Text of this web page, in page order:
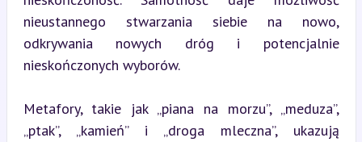
nieustannego stwarzania siebie na nowo,
odkrywania nowych dróg i potencjalnie
nieskończonych wyborów.
Metafory, takie jak „piana na morzu”, „meduza”,
„ptak”, „kamień” i „droga mleczna”, ukazują